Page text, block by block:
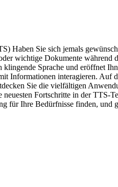
Sie sich jemals
wichtige Dokumente
Sprache und eröffnet
interagieren. Auf
Sie die vielfältigen
Fortschritte in der
Ihre Bedürfnisse finden,